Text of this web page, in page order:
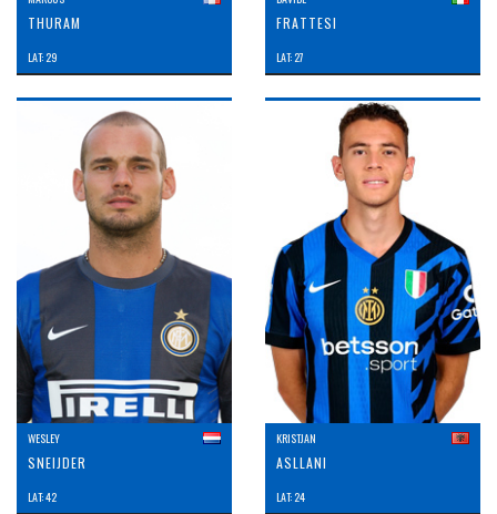
THURAM
LAT: 29
FRATTESI
LAT: 27
WESLEY
SNEIJDER
LAT: 42
KRISTJAN
ASLLANI
LAT: 24